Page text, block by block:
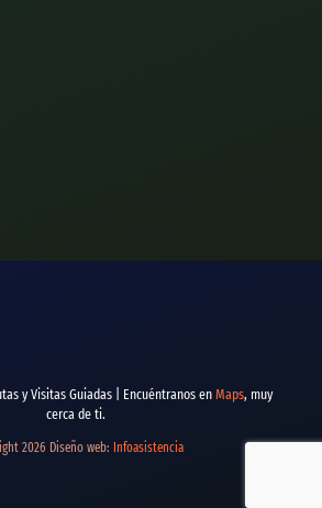
y Visitas Guiadas | Encuéntranos en Maps, muy
cerca de ti.
2026 Diseño web: Infoasistencia